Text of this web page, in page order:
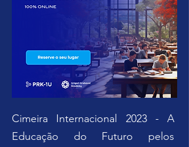
Cimeira Internacional 2023 - A
Educação do Futuro pelos